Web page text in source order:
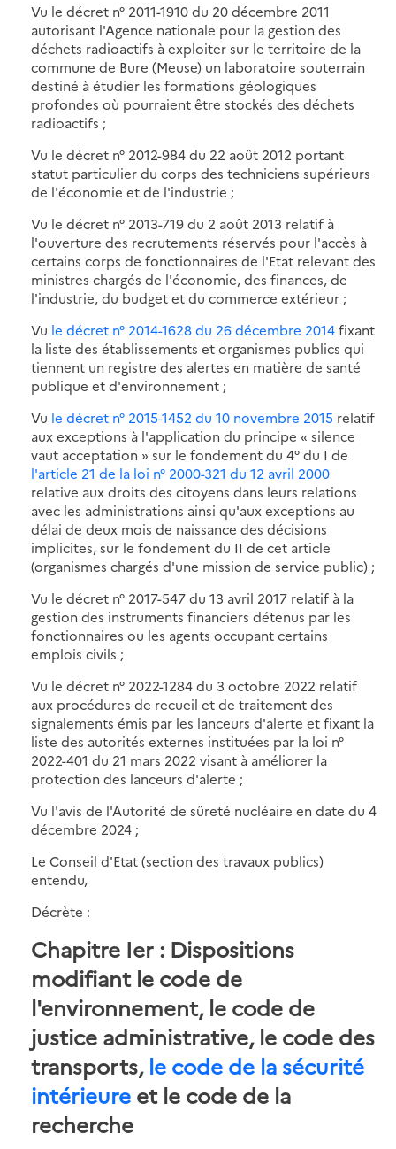
Vu le décret n° 2011-1910 du 20 décembre 2011
autorisant l'Agence nationale pour la gestion des
déchets radioactifs à exploiter sur le territoire de la
commune de Bure (Meuse) un laboratoire souterrain
destiné à étudier les formations géologiques
profondes où pourraient être stockés des déchets
radioactifs ;
Vu le décret n° 2012-984 du 22 août 2012 portant
statut particulier du corps des techniciens supérieurs
de l'économie et de l'industrie ;
Vu le décret n° 2013-719 du 2 août 2013 relatif à
l'ouverture des recrutements réservés pour l'accès à
certains corps de fonctionnaires de l'Etat relevant des
ministres chargés de l'économie, des finances, de
l'industrie, du budget et du commerce extérieur ;
Vu le décret n° 2014-1628 du 26 décembre 2014fixant
la liste des établissements et organismes publics qui
tiennent un registre des alertes en matière de santé
publique et d'environnement ;
Vu le décret n° 2015-1452 du 10 novembre 2015 relatif
aux exceptions à l'application du principe « silence
vaut acceptation » sur le fondement du 4° du I de
l'article 21 de la loi n° 2000-321 du 12 avril 2000
relative aux droits des citoyens dans leurs relations
avec les administrations ainsi qu'aux exceptions au
délai de deux mois de naissance des décisions
implicites, sur le fondement du II de cet article
(organismes chargés d'une mission de service public) ;
Vu le décret n° 2017-547 du 13 avril 2017 relatif à la
gestion des instruments financiers détenus par les
fonctionnaires ou les agents occupant certains
emplois civils ;
Vu le décret n° 2022-1284 du 3 octobre 2022 relatif
aux procédures de recueil et de traitement des
signalements émis par les lanceurs d'alerte et fixant la
liste des autorités externes instituées par la loi n°
2022-401 du 21 mars 2022 visant à améliorer la
protection des lanceurs d'alerte ;
Vu l'avis de l'Autorité de sûreté nucléaire en date du 4
décembre 2024 ;
Le Conseil d'Etat (section des travaux publics)
entendu,
Décrète :
Chapitre Ier : Dispositions
modifiant le code de
l'environnement, le code de
justice administrative, le code des
transports, le code de la sécurité
intérieure et le code de la
recherche